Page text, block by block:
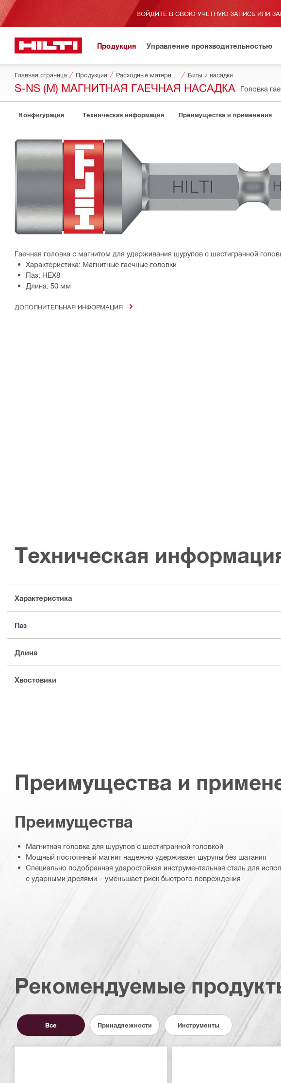
ВОЙДИТЕ В СВОЮ УЧЕТНУЮ ЗАПИСЬ ИЛИ
Продукция Управление производительностью
Главная страница Продукция Биты и насадки
S-NS (M) МАГНИТНАЯ ГАЕЧНАЯ НАСАДКА Головка
Конфигурация Техническая информация Преимущества и применения
Гаечная головка с магнитом для удерживания шурупов с шестигранной
Характеристика: Магнитные гаечные головки
Паз: HEX8
Длина: 50 мм
ДОПОЛНИТЕЛЬНАЯ ИНФОРМАЦИЯ
Техническая
Характеристика
Паз
Длина
Хвостовики
Преимущества и
Преимущества
Магнитная головка для шурупов с шестигранной головкой
Мощный постоянный магнит надежно удерживает шурупы без шатания
Специально подобранная ударостойкая инструментальная сталь для
с ударными дрелями – уменьшает риск быстрого повреждения
Рекомендуемые
Все Принадлежности Инструменты